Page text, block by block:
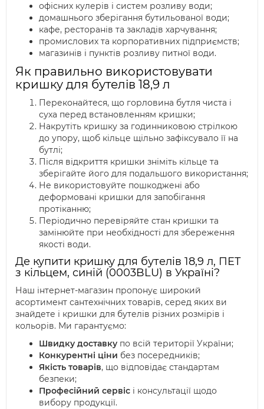
офісних кулерів і систем розливу води;
домашнього зберігання бутильованої води;
кафе, ресторанів та закладів харчування;
промислових та корпоративних підприємств;
магазинів і пунктів розливу питної води.
Як правильно використовувати
кришку для бутелів 18,9 л
Переконайтеся, що горловина бутля чиста і
суха перед встановленням кришки;
Накрутіть кришку за годинниковою стрілкою
до упору, щоб кільце щільно зафіксувало її на
бутлі;
Після відкриття кришки зніміть кільце та
зберігайте його для подальшого використання;
Не використовуйте пошкоджені або
деформовані кришки для запобігання
протіканню;
Періодично перевіряйте стан кришки та
замінюйте при необхідності для збереження
якості води.
Де купити кришку для бутелів 18,9 л, ПЕТ
з кільцем, синій (0003BLU) в Україні?
Наш інтернет-магазин пропонує широкий
асортимент сантехнічних товарів, серед яких ви
знайдете і кришки для бутелів різних розмірів і
кольорів. Ми гарантуємо:
Швидку доставку по всій території України;
Конкурентні ціни без посередників;
Якість товарів, що відповідає стандартам
безпеки;
Професійний сервіс і консультації щодо
вибору продукції.